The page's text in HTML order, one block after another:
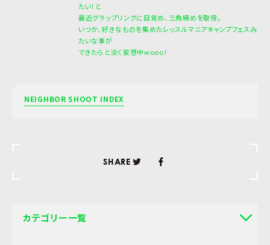
たい！と
最近グラップリングに目覚め、三角締めを取得。
いつか、好きなものを集めたレッスルマニアキャンプフェスみ
たいな事が
できたらと淡く妄想中wooo！
NEIGHBOR SHOOT INDEX
SHARE
カテゴリー一覧